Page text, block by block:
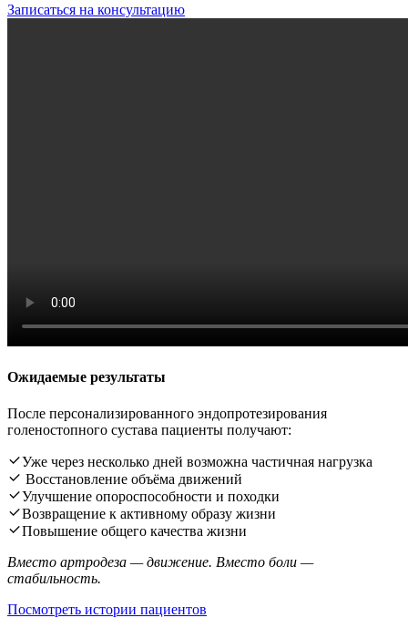
Записаться на консультацию
Ожидаемые результаты
После персонализированного эндопротезирования
голеностопного сустава пациенты получают:
Уже через несколько дней возможна частичная нагрузка
Восстановление объёма движений
Улучшение опороспособности и походки
Возвращение к активному образу жизни
Повышение общего качества жизни
Вместо артродеза — движение. Вместо боли —
стабильность.
Посмотреть истории пациентов